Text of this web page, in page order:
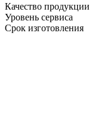
Качество продукции
Уровень сервиса
Срок изготовления